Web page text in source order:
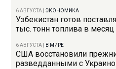
6 АВГУСТА |ЭКОНОМИКА
Узбекистан готов
тыс. тонн топлива в месяц
6 АВГУСТА В МИРЕ
США восстановили
разведданными с